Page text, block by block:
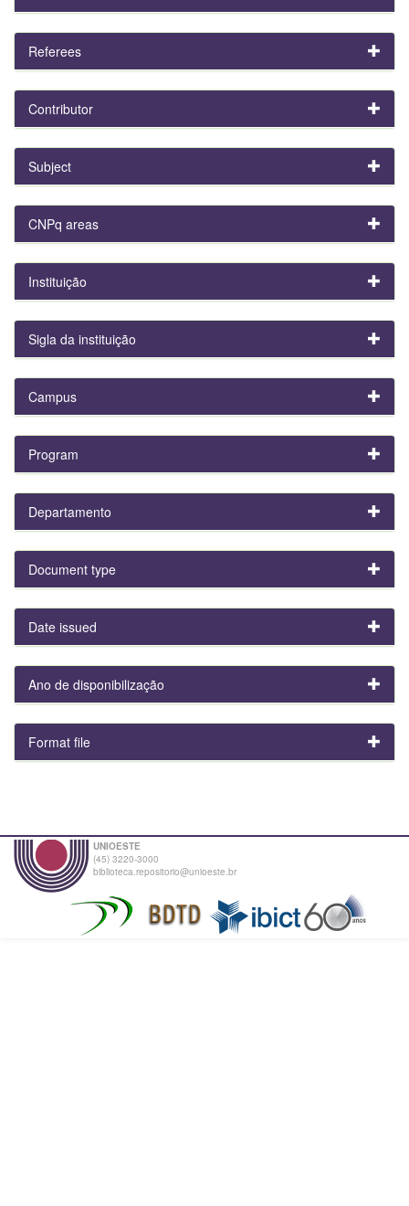
Referees
Contributor
Subject
CNPq areas
Instituição
Sigla da instituição
Campus
Program
Departamento
Document type
Date issued
Ano de disponibilização
Format file
UNIOESTE
(45) 3220-3000
biblioteca.repositorio@unioeste.br